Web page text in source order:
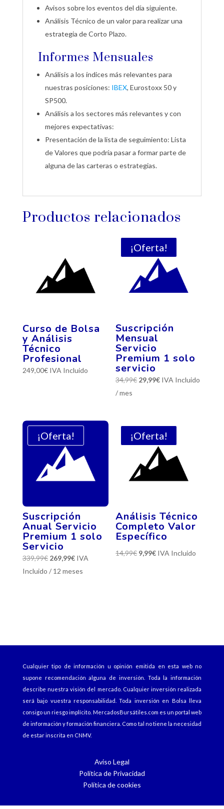
Avisos sobre los eventos del día siguiente.
Análisis Técnico de un valor para realizar una
estrategia de Corto Plazo.
Informes Mensuales
Análisis a los índices más relevantes para
nuestras posiciones: IBEX, Eurostoxx 50 y
SP500.
Análisis a los sectores más relevantes y con
mejores expectativas:
Presentación de la lista de seguimiento: Lista
de Valores que podría pasar a formar parte de
alguna de las carteras o estrategias.
Productos relacionados
Curso de Bolsa
y Análisis
Técnico
Profesional
249,00€ IVA Incluido
¡Oferta!
Suscripción
Mensual
Servicio
Premium 1 solo
servicio
34,99€ El
34,99€.
29,99€El
29,99€.
IVA Incluido
/ mes
¡Oferta!
Suscripción
Anual Servicio
Premium 1 solo
Servicio
339,99€ El
precio
269,99€El
precio
IVA
Incluido / 12 meses
¡Oferta!
Análisis Técnico
Completo Valor
Específico
14,99€ El
9,99€ElIVA Incluido
Cualquier tipo de información u opinión emitida en esta web no
supone recomendación alguna de inversión. Toda la información
describe nuestra visión del mercado. Cualquier inversión realizada
será bajo vuestra responsabilidad. Toda inversión en Bolsa lleva
consigo un riesgo implícito. MercadosBursátiles.com es un portal web
de información y formación financiera. Como tal no tiene la necesidad
de estar inscrita en CNMV.
Aviso Legal
Política de Privacidad
Política de cookies